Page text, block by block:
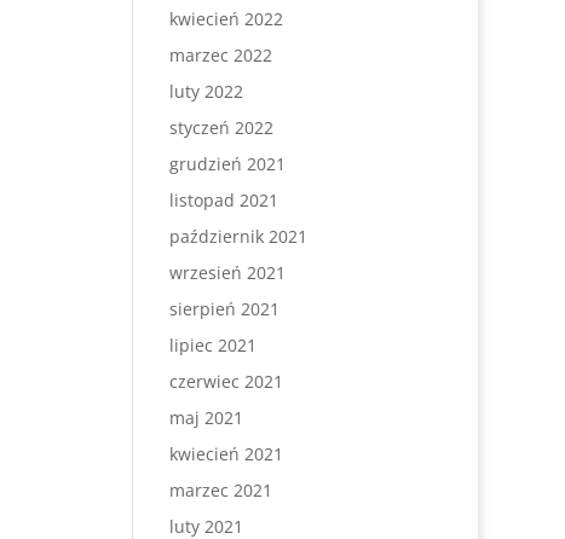
kwiecień 2022
marzec 2022
luty 2022
styczeń 2022
grudzień 2021
listopad 2021
październik 2021
wrzesień 2021
sierpień 2021
lipiec 2021
czerwiec 2021
maj 2021
kwiecień 2021
marzec 2021
luty 2021